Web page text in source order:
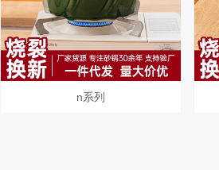
n系列